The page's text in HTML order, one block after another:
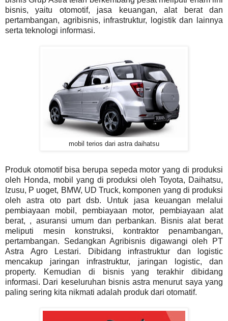
bisnis, yaitu otomotif, jasa keuangan, alat berat dan
pertambangan, agribisnis, infrastruktur, logistik dan lainnya
serta teknologi informasi.
mobil terios dari astra daihatsu
Produk otomotif bisa berupa sepeda motor yang di produksi
oleh Honda, mobil yang di produksi oleh Toyota, Daihatsu,
Izusu, P uoget, BMW, UD Truck, komponen yang di produksi
oleh astra oto part dsb. Untuk jasa keuangan melalui
pembiayaan mobil, pembiayaan motor, pembiayaan alat
berat, , asuransi umum dan perbankan. Bisnis alat berat
meliputi mesin konstruksi, kontraktor penambangan,
pertambangan. Sedangkan Agribisnis digawangi oleh PT
Astra Agro Lestari. Dibidang infrastruktur dan logistic
mencakup jaringan infrastruktur, jaringan logistic, dan
property. Kemudian di bisnis yang terakhir dibidang
informasi. Dari keseluruhan bisnis astra menurut saya yang
paling sering kita nikmati adalah produk dari otomatif.